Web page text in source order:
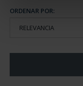
ORDENAR POR: